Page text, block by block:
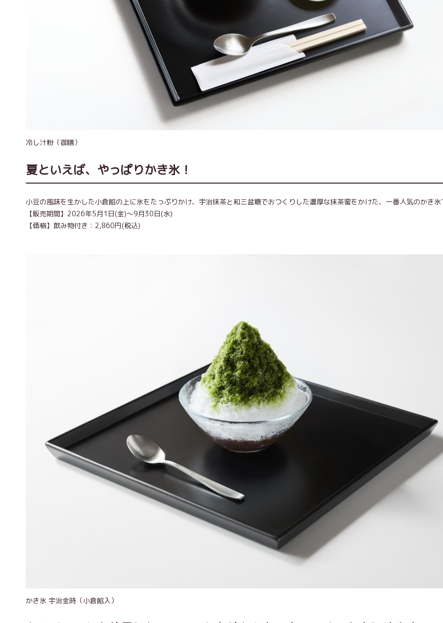
冷し汁粉（御膳）
夏といえば、やっぱりかき氷！
小豆の風味を生かした小倉餡の上に氷をたっぷりかけ、宇治抹茶と和三盆糖でおつくりした濃厚な抹茶蜜をかけた、一番人気のかき氷
【販売期間】2026年5月1日(金)～9月30日(水)
【価格】飲み物付き：2,860円(税込)
かき氷 宇治金時（小倉餡入）